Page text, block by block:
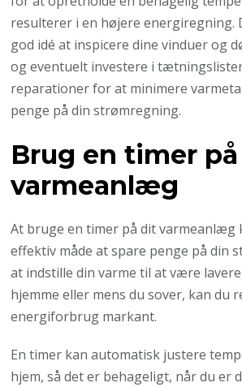
resulterer i en højere energiregning.
god idé at inspicere dine vinduer og
og eventuelt investere i
reparationer for at minimere
penge på din strømregning.
Brug en timer
varmeanlæg
At bruge en timer på dit varmeanlæg
effektiv måde at spare penge på din
at indstille din varme til at være
hjemme eller mens du sover, kan du
energiforbrug markant.
En timer kan automatisk justere
hjem, så det er behageligt, når du er